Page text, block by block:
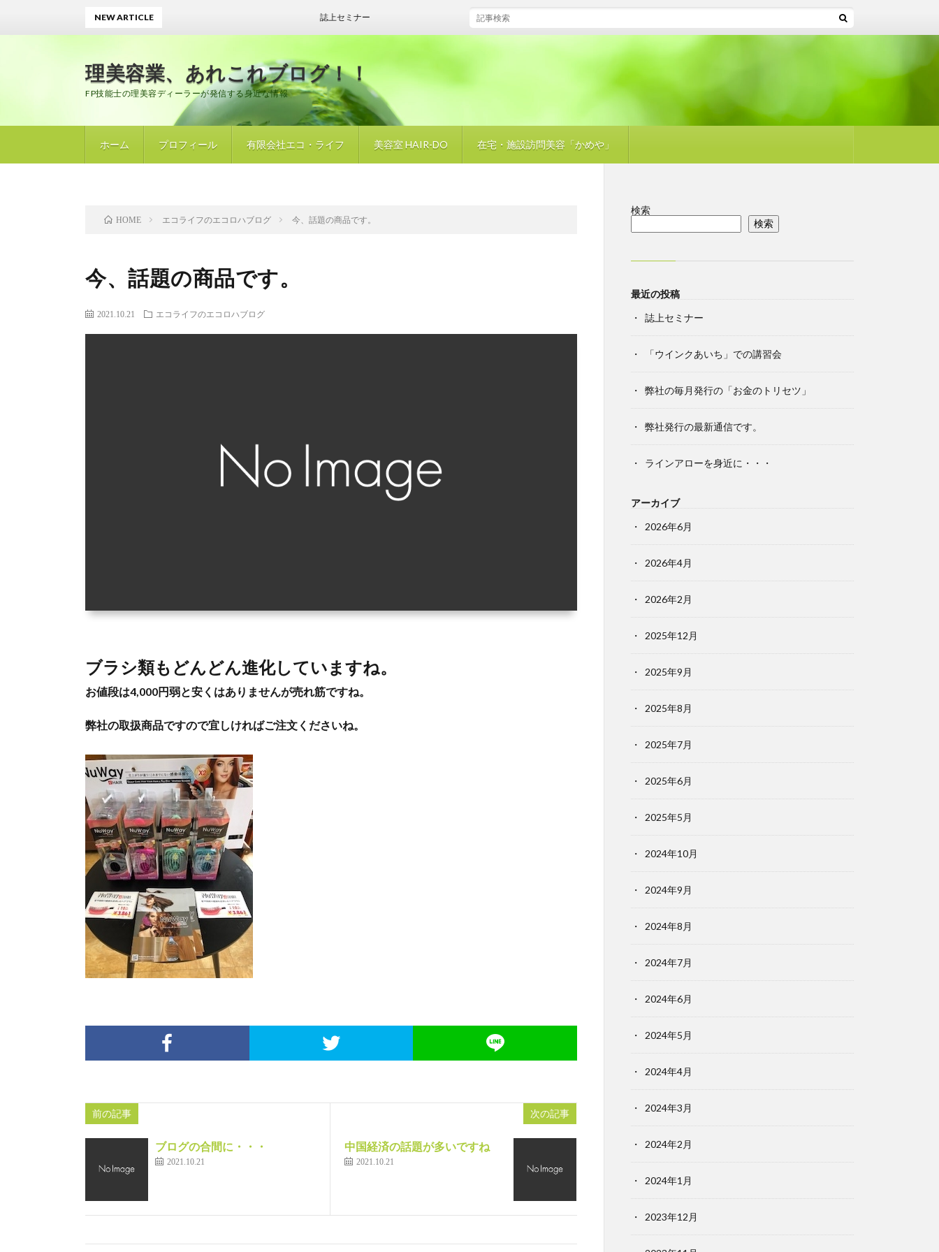
理美容業、あれこれブログ！！
FP技能士の理美容ディーラーが発信する身近な情報
ホーム プロフィール 有限会社エコ・ライフ 美容室 HAIR-DO 在宅・施設訪問美容「かめや」
NEW ARTICLE 誌上セミナー
HOME エコライフのエコロハブログ 今、話題の商品です。
今、話題の商品です。
2021.10.21 エコライフのエコロハブログ
ブラシ類もどんどん進化していますね。
お値段は4,000円弱と安くはありませんが売れ筋ですね。
弊社の取扱商品ですので宜しければご注文くださいね。
前の記事
ブログの合間に・・・
2021.10.21
次の記事
中国経済の話題が多いですね
2021.10.21
検索
検索
最近の投稿
誌上セミナー
「ウインクあいち」での講習会
弊社の毎月発行の「お金のトリセツ」
弊社発行の最新通信です。
ラインアローを身近に・・・
アーカイブ
2026年6月
2026年4月
2026年2月
2025年12月
2025年9月
2025年8月
2025年7月
2025年6月
2025年5月
2024年10月
2024年9月
2024年8月
2024年7月
2024年6月
2024年5月
2024年4月
2024年3月
2024年2月
2024年1月
2023年12月